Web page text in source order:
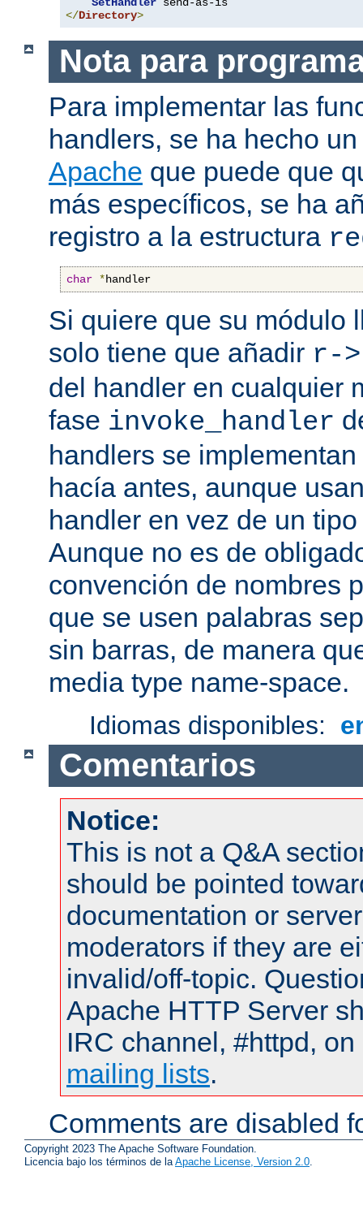
SetHandler
</Directory>
Nota para
Para implementar las
handlers, se ha hecho
Apache que puede que
más específicos, se ha
registro a la estructura
char *handler
Si quiere que su módulo
solo tiene que añadir r-
del handler en cualquier
fase invoke_handler
handlers se
hacía antes, aunque
handler en vez de un
Aunque no es de
convención de nombres
que se usen palabras
sin barras, de manera
media type name-space.
Idiomas disponibles:
Comentarios
Notice:
This is not a Q&A
should be pointed
documentation or
moderators if they are
invalid/off-topic.
Apache HTTP Server
IRC channel, #httpd,
mailing lists.
Comments are disabled
Copyright 2023 The Apache Software Foundation.
Licencia bajo los términos de la Apache License, Version 2.0